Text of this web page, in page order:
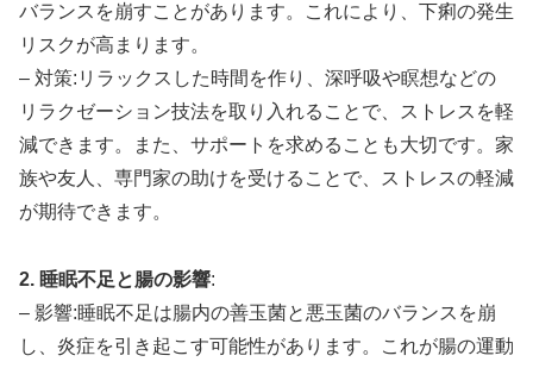
バランスを崩すことがあります。これにより、下痢の発生
リスクが高まります。
– 対策:リラックスした時間を作り、深呼吸や瞑想などの
リラクゼーション技法を取り入れることで、ストレスを軽
減できます。また、サポートを求めることも大切です。家
族や友人、専門家の助けを受けることで、ストレスの軽減
が期待できます。
2. 睡眠不足と腸の影響:
– 影響:睡眠不足は腸内の善玉菌と悪玉菌のバランスを崩
し、炎症を引き起こす可能性があります。これが腸の運動